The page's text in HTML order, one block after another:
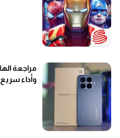
وأداء سريع